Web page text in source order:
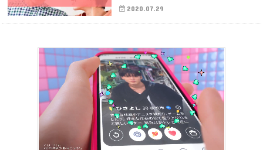
2020.07.29